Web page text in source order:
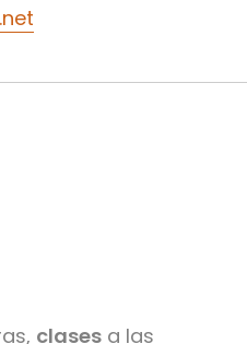
clasesa las